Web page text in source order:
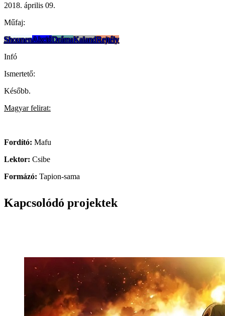
2018. április 09.
Műfaj:
ShounenAkcióDrámaKalandRejtély
Infó
Ismertető:
Később.
Magyar felirat:
Fordító: Mafu
Lektor: Csibe
Formázó: Tapion-sama
Kapcsolódó projektek